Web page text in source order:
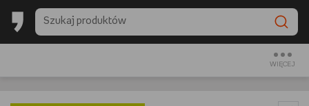
WIĘCEJ
BESTSELLERY EMPIKU 2025